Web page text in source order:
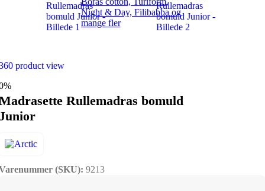
product view
Rullemadras bomuld
(SKU): 9213